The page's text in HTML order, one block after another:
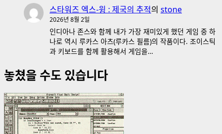
스타워즈 엑스-윙 : 제국의 추적의 stone
2026년 8월 2일
인디아나 존스와 함께 내가 가장 재미있게 했던 게임 중 하
나로 역시 루카스 아츠(루카스 필름)의 작품이다. 조이스틱
과 키보드를 함께 활용해서 게임을…
놓쳤을 수도 있습니다